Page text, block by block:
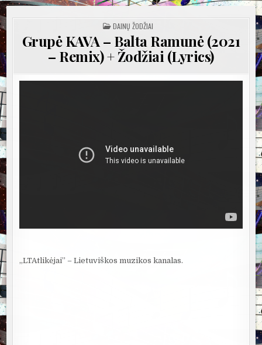
POSTED
IN
DAINŲ ŽODŽIAI
Grupė KAVA – Balta Ramunė (2021
– Remix) + Žodžiai (Lyrics)
„LTAtlikėjai” – Lietuviškos muzikos kanalas.